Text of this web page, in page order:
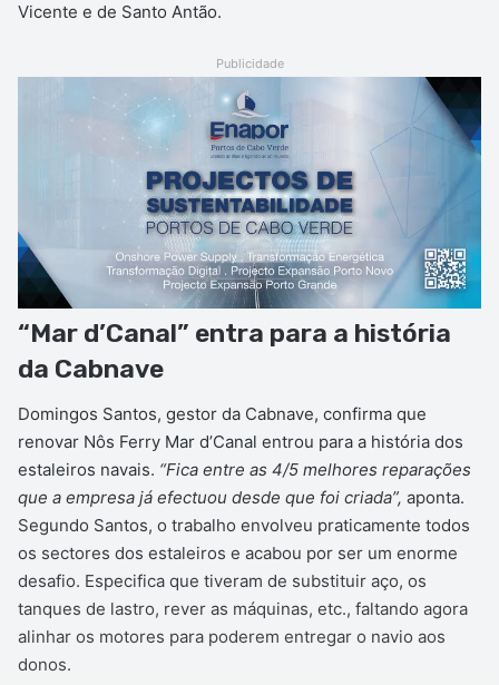
Vicente e de Santo Antão.
Publicidade
“Mar d’Canal” entra para a história
da Cabnave
Domingos Santos, gestor da Cabnave, confirma que
renovar Nôs Ferry Mar d’Canal entrou para a história dos
estaleiros navais. “Fica entre as 4/5 melhores reparações
que a empresa já efectuou desde que foi criada”, aponta.
Segundo Santos, o trabalho envolveu praticamente todos
os sectores dos estaleiros e acabou por ser um enorme
desafio. Especifica que tiveram de substituir aço, os
tanques de lastro, rever as máquinas, etc., faltando agora
alinhar os motores para poderem entregar o navio aos
donos.